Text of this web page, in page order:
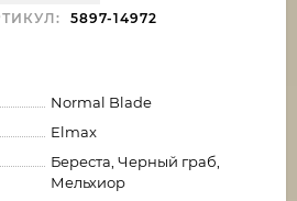
5897-14972
Normal Blade
Elmax
Береста, Черный граб,
Мельхиор